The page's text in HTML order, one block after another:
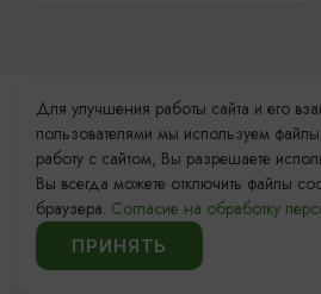
Контакты Туристского
информационного центра
+7 (4012) 555-200
8 (800) 200-55-39
Для улучшения работы сайта и его
пользователями мы используем
работу с сайтом, Вы разрешаете
Вы всегда можете отключить файлы
браузера. Согласие на обработку
ПРИНЯТЬ